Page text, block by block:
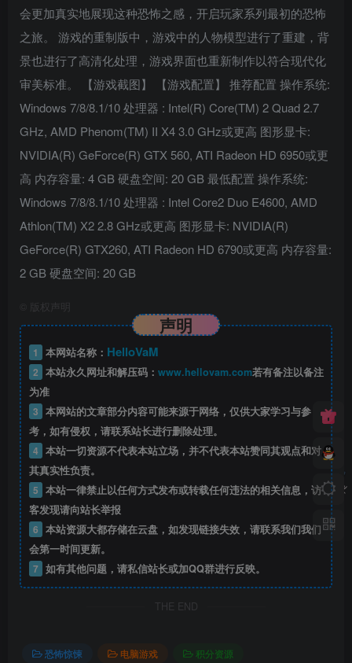
会更加真实地展现这种恐怖之感，开启玩家系列最初的恐怖
之旅。 游戏的重制版中，游戏中的人物模型进行了重建，背
景也进行了高清化处理，游戏界面也重新制作以符合现代化
审美标准。 【游戏截图】 【游戏配置】 推荐配置 操作系统:
Windows 7/8/8.1/10 处理器 : Intel(R) Core(TM) 2 Quad 2.7
GHz, AMD Phenom(TM) II X4 3.0 GHz或更高 图形显卡:
NVIDIA(R) GeForce(R) GTX 560, ATI Radeon HD 6950或更
高 内存容量: 4 GB 硬盘空间: 20 GB 最低配置 操作系统:
Windows 7/8/8.1/10 处理器 : Intel Core2 Duo E4600, AMD
Athlon(TM) X2 2.8 GHz或更高 图形显卡: NVIDIA(R)
GeForce(R) GTX260, ATI Radeon HD 6790或更高 内存容量:
2 GB 硬盘空间: 20 GB
版权声明
声明
1 本网站名称： HelloVaM
2 本站永久网址和解压码： www.hellovam.com若有备注以备注
为准
3 本网站的文章部分内容可能来源于网络，仅供大家学习与参
考，如有侵权，请联系站长进行删除处理。
4 本站一切资源不代表本站立场，并不代表本站赞同其观点和对
其真实性负责。
5 本站一律禁止以任何方式发布或转载任何违法的相关信息，访
客发现请向站长举报
6 本站资源大都存储在云盘，如发现链接失效，请联系我们我们
会第一时间更新。
7 如有其他问题，请私信站长或加QQ群进行反映。
THE END
恐怖惊悚 电脑游戏 积分资源